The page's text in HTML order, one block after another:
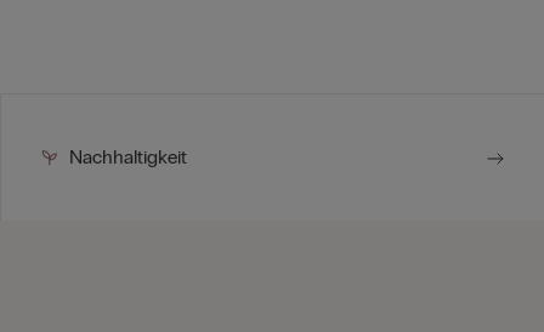
Nachhaltigkeit